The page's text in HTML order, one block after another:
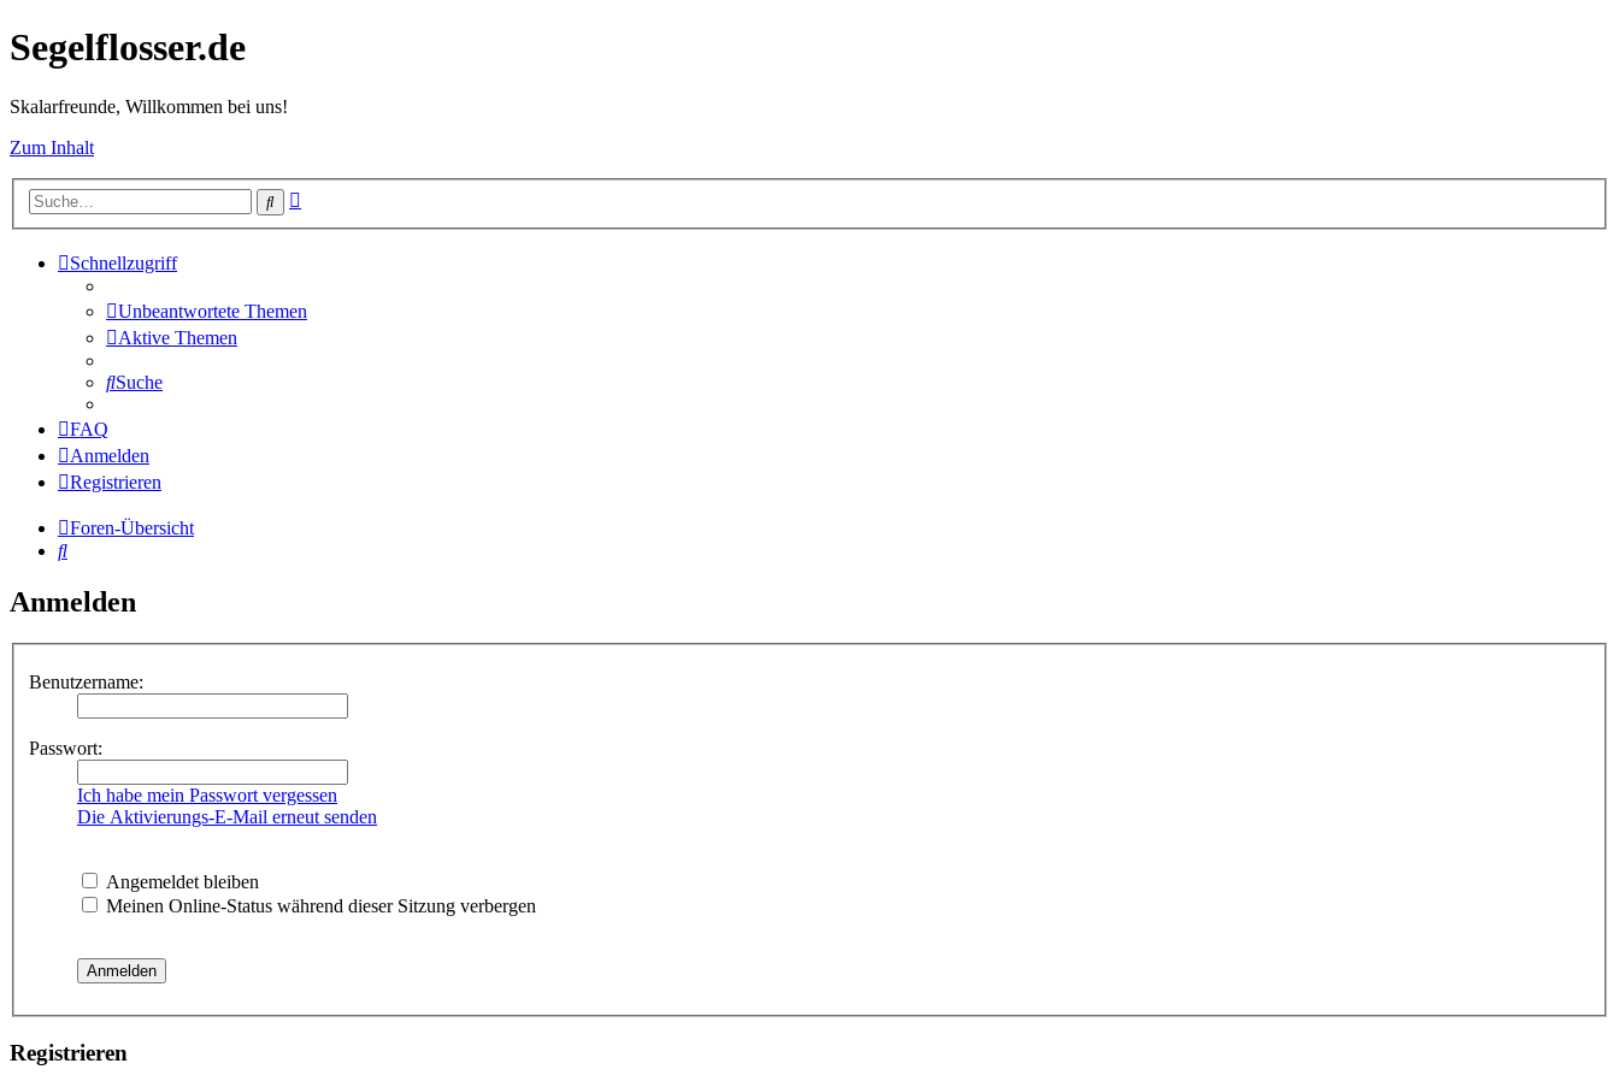
Segelflosser.de
Skalarfreunde, Willkommen bei uns!
Zum Inhalt
Suche
Schnellzugriff
Unbeantwortete Themen
Aktive Themen
Suche
FAQ
Anmelden
Registrieren
Foren-Übersicht
Suche
Anmelden
Benutzername:
Passwort:
Ich habe mein Passwort vergessen
Die Aktivierungs-E-Mail erneut senden
Angemeldet bleiben
Meinen Online-Status während dieser Sitzung verbergen
Registrieren